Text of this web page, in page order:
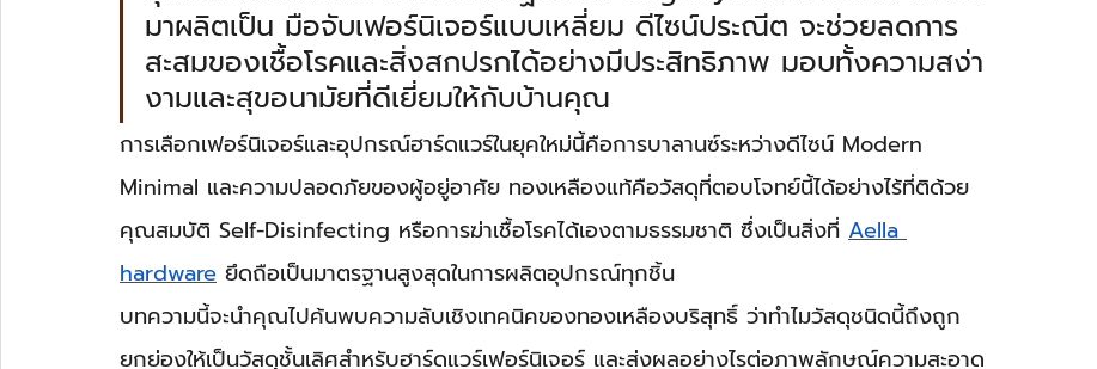
มาผลิตเป็น มือจับเฟอร์นิเจอร์แบบเหลี่ยม ดีไซน์ประณีต จะช่วยลดการ
สะสมของเชื้อโรคและสิ่งสกปรกได้อย่างมีประสิทธิภาพ มอบทั้งความสง่า
งามและสุขอนามัยที่ดีเยี่ยมให้กับบ้านคุณ
การเลือกเฟอร์นิเจอร์และอุปกรณ์ฮาร์ดแวร์ในยุคใหม่นี้คือการบาลานซ์ระหว่างดีไซน์ Modern
Minimal และความปลอดภัยของผู้อยู่อาศัย ทองเหลืองแท้คือวัสดุที่ตอบโจทย์นี้ได้อย่างไร้ที่ติด้วย
คุณสมบัติ Self-Disinfecting หรือการฆ่าเชื้อโรคได้เองตามธรรมชาติ ซึ่งเป็นสิ่งที่ Aella
hardware ยึดถือเป็นมาตรฐานสูงสุดในการผลิตอุปกรณ์ทุกชิ้น
บทความนี้จะนำคุณไปค้นพบความลับเชิงเทคนิคของทองเหลืองบริสุทธิ์ ว่าทำไมวัสดุชนิดนี้ถึงถูก
ยกย่องให้เป็นวัสดุชั้นเลิศสำหรับฮาร์ดแวร์เฟอร์นิเจอร์ และส่งผลอย่างไรต่อภาพลักษณ์ความสะอาด